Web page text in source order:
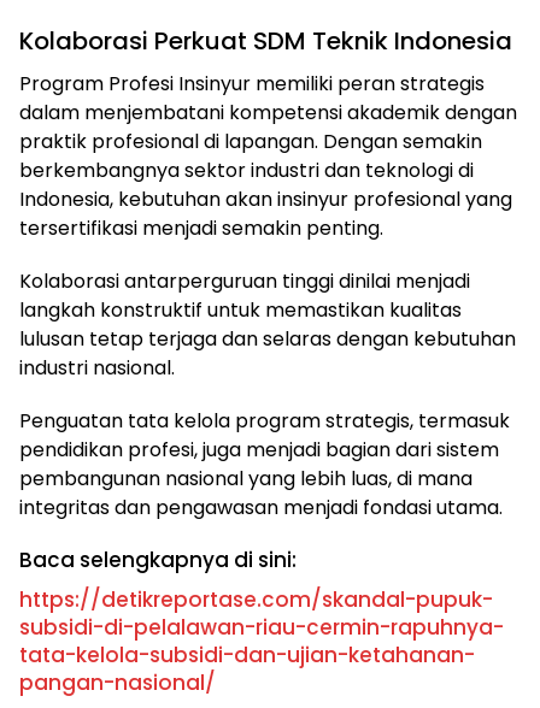
Kolaborasi Perkuat SDM Teknik Indonesia
Program Profesi Insinyur memiliki peran strategis
dalam menjembatani kompetensi akademik dengan
praktik profesional di lapangan. Dengan semakin
berkembangnya sektor industri dan teknologi di
Indonesia, kebutuhan akan insinyur profesional yang
tersertifikasi menjadi semakin penting.
Kolaborasi antarperguruan tinggi dinilai menjadi
langkah konstruktif untuk memastikan kualitas
lulusan tetap terjaga dan selaras dengan kebutuhan
industri nasional.
Penguatan tata kelola program strategis, termasuk
pendidikan profesi, juga menjadi bagian dari sistem
pembangunan nasional yang lebih luas, di mana
integritas dan pengawasan menjadi fondasi utama.
Baca selengkapnya di sini:
https://detikreportase.com/skandal-pupuk-
subsidi-di-pelalawan-riau-cermin-rapuhnya-
tata-kelola-subsidi-dan-ujian-ketahanan-
pangan-nasional/